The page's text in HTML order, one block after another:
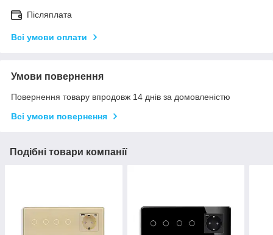
Післяплата
Всі умови оплати
Умови повернення
Повернення товару впродовж 14 днів за домовленістю
Всі умови повернення
Подібні товари компанії